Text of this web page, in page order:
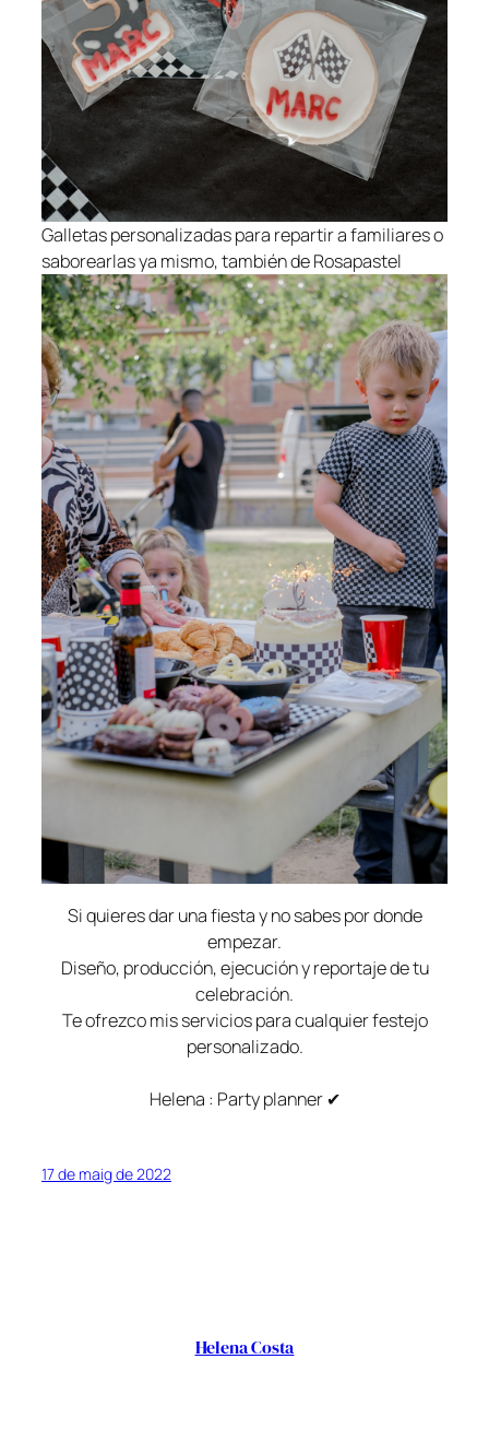
Galletas personalizadas para repartir a familiares o
saborearlas ya mismo, también de Rosapastel
Si quieres dar una fiesta y no sabes por donde
empezar.
Diseño, producción, ejecución y reportaje de tu
celebración.
Te ofrezco mis servicios para cualquier festejo
personalizado.
Helena : Party planner ✔
17 de maig de 2022
Helena Costa